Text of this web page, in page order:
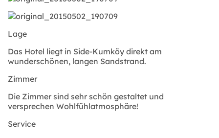
Lage
Das Hotel liegt in Side-Kumköy direkt am
wunderschönen, langen Sandstrand.
Zimmer
Die Zimmer sind sehr schön gestaltet und
versprechen Wohlfühlatmosphäre!
Service